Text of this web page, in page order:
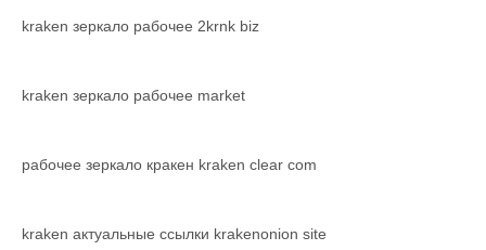
kraken зеркало рабочее 2krnk biz
kraken зеркало рабочее market
рабочее зеркало кракен kraken clear com
kraken актуальные ссылки krakenonion site